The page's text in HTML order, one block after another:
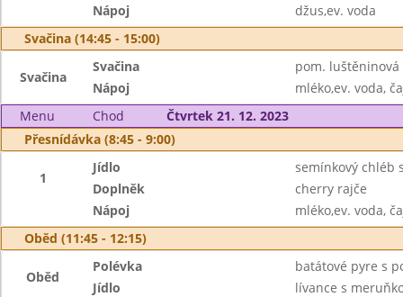
Nápoj
džus,ev. voda
Svačina (14:45 - 15:00)
Svačina
Svačina
pom.
Nápoj
mléko,ev. voda,
Menu
Chod
Čtvrtek 21. 12. 2023
Přesnídávka (8:45 - 9:00)
1
Jídlo
semínkový chléb
Doplněk
cherry rajče
Nápoj
mléko,ev. voda,
Oběd (11:45 - 12:15)
Oběd
Polévka
batátové pyre s
Jídlo
lívance s